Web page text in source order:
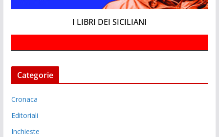
I LIBRI DEI SICILIANI
Categorie
Cronaca
Editoriali
Inchieste